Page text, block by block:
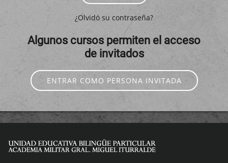
¿Olvidó su contraseña?
Algunos cursos permiten el acceso
de invitados
ENTRAR COMO PERSONA INVITADA